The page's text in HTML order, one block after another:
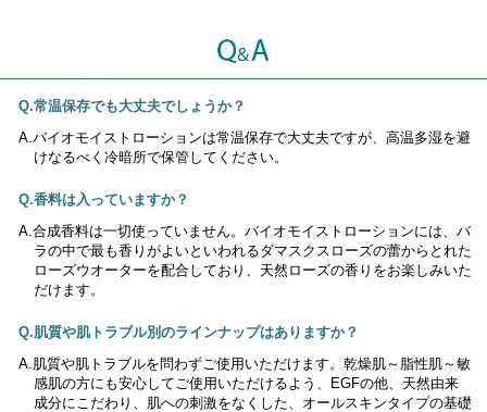
常温保存でも大丈夫でしょうか？
バイオモイストローションは常温保存で大丈夫ですが、高温多湿を避
けなるべく冷暗所で保管してください。
香料は入っていますか？
合成香料は一切使っていません。バイオモイストローションには、バ
ラの中で最も香りがよいといわれるダマスクスローズの蕾からとれた
ローズウオーターを配合しており、天然ローズの香りをお楽しみいた
だけます。
肌質や肌トラブル別のラインナップはありますか？
肌質や肌トラブルを問わずご使用いただけます。乾燥肌～脂性肌～敏
感肌の方にも安心してご使用いただけるよう、EGFの他、天然由来
成分にこだわり、肌への刺激をなくした、オールスキンタイプの基礎